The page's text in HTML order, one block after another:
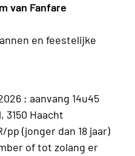
van Fanfare
en feestelijke
; aanvang 14u45
3150 Haacht
pp (jonger dan 18 jaar)
of tot zolang er